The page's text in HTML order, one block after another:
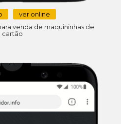
ver online
venda de maquininhas de
cartão